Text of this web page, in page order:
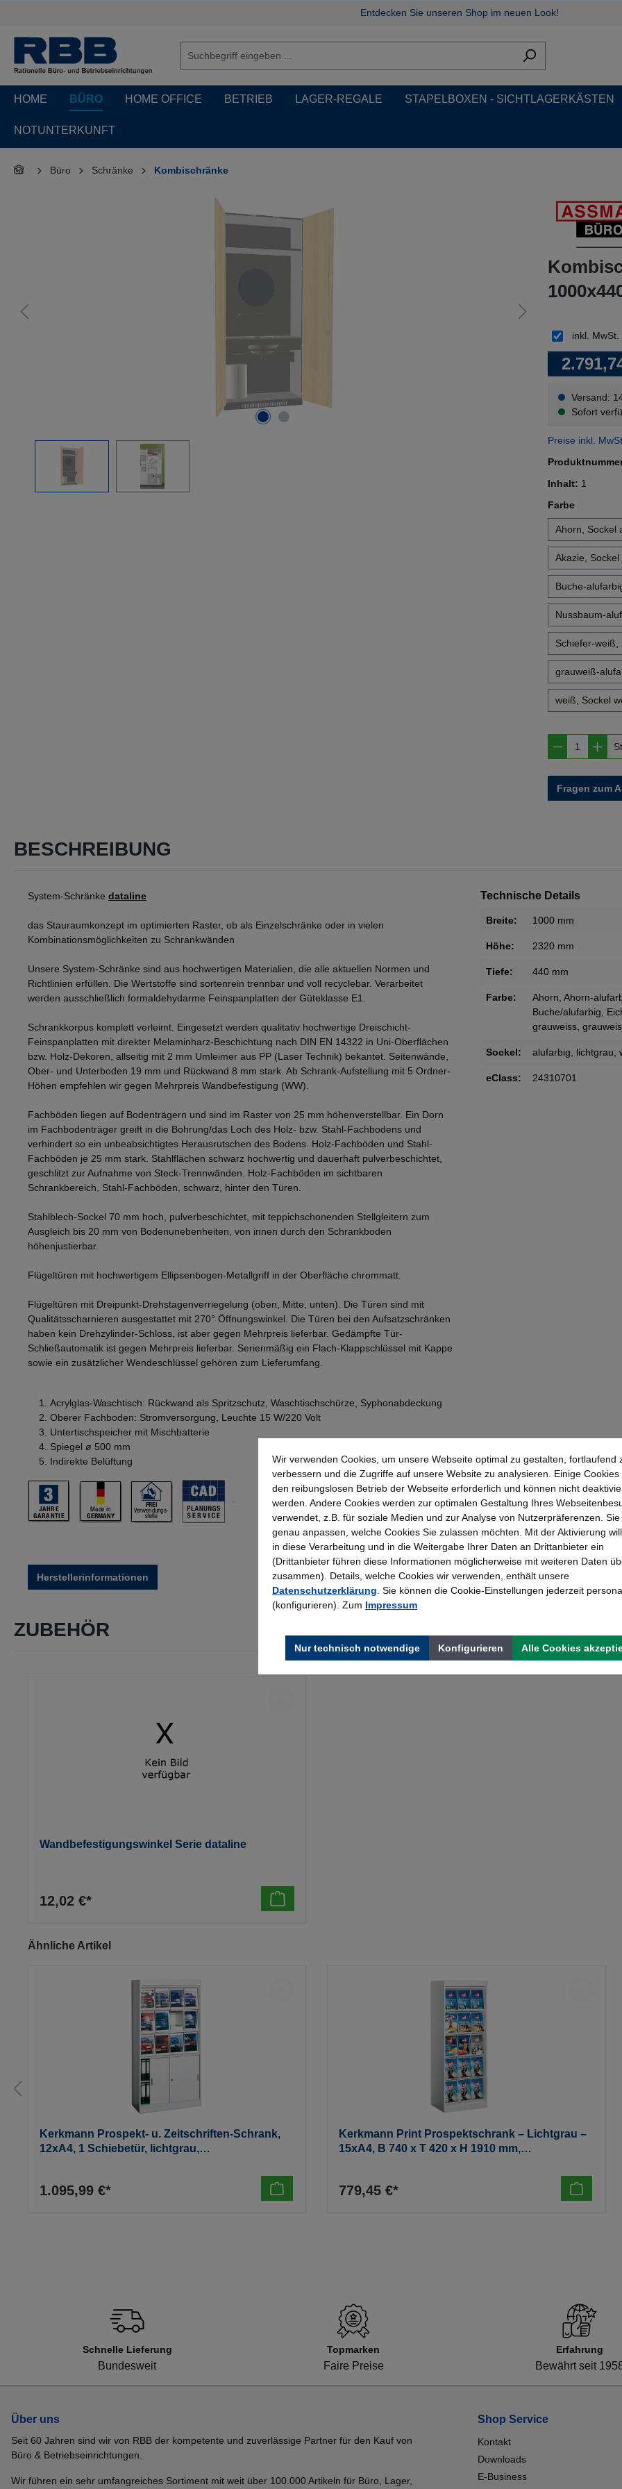
Entdecken Sie unseren Shop im neuen Look!
HOME BÜRO HOME OFFICE BETRIEB LAGER-REGALE STAPELBOXEN - SICHTLAGERKÄSTEN
NOTUNTERKUNFT
Büro Schränke Kombischränke
Versand:
Sofort
inkl. MwSt.
Preise inkl.
Inhalt: 1
Farbeauswählen
Ahorn, Sockel
Akazie, Sockel
Buche-
Nussbaum-
Schiefer-weiß,
grauweiß-
weiß, Sockel
Produkt
Fragen zum
BESCHREIBUNG
System-Schränke dataline
das Stauraumkonzept im optimierten Raster, ob als Einzelschränke oder in vielen
Kombinationsmöglichkeiten zu Schrankwänden
Unsere System-Schränke sind aus hochwertigen Materialien, die alle aktuellen Normen und
Richtlinien erfüllen. Die Wertstoffe sind sortenrein trennbar und voll recyclebar. Verarbeitet
werden ausschließlich formaldehydarme Feinspanplatten der Güteklasse E1.
Schrankkorpus komplett verleimt. Eingesetzt werden qualitativ hochwertige Dreischicht-
Feinspanplatten mit direkter Melaminharz-Beschichtung nach DIN EN 14322 in Uni-Oberflächen
bzw. Holz-Dekoren, allseitig mit 2 mm Umleimer aus PP (Laser Technik) bekantet. Seitenwände,
Ober- und Unterboden 19 mm und Rückwand 8 mm stark. Ab Schrank-Aufstellung mit 5 Ordner-
Höhen empfehlen wir gegen Mehrpreis Wandbefestigung (WW).
Fachböden liegen auf Bodenträgern und sind im Raster von 25 mm höhenverstellbar. Ein Dorn
im Fachbodenträger greift in die Bohrung/das Loch des Holz- bzw. Stahl-Fachbodens und
verhindert so ein unbeabsichtigtes Herausrutschen des Bodens. Holz-Fachböden und Stahl-
Fachböden je 25 mm stark. Stahlflächen schwarz hochwertig und dauerhaft pulverbeschichtet,
geschlitzt zur Aufnahme von Steck-Trennwänden. Holz-Fachböden im sichtbaren
Schrankbereich, Stahl-Fachböden, schwarz, hinter den Türen.
Stahlblech-Sockel 70 mm hoch, pulverbeschichtet, mit teppichschonenden Stellgleitern zum
Ausgleich bis 20 mm von Bodenunebenheiten, von innen durch den Schrankboden
höhenjustierbar.
Flügeltüren mit hochwertigem Ellipsenbogen-Metallgriff in der Oberfläche chrommatt.
Flügeltüren mit Dreipunkt-Drehstagenverriegelung (oben, Mitte, unten). Die Türen sind mit
Qualitätsscharnieren ausgestattet mit 270° Öffnungswinkel. Die Türen bei den Aufsatzschränken
haben kein Drehzylinder-Schloss, ist aber gegen Mehrpreis lieferbar. Gedämpfte Tür-
Schließautomatik ist gegen Mehrpreis lieferbar. Serienmäßig ein Flach-Klappschlüssel mit Kappe
sowie ein zusätzlicher Wendeschlüssel gehören zum Lieferumfang.
Acrylglas-Waschtisch: Rückwand als Spritzschutz, Waschtischschürze, Syphonabdeckung
Oberer Fachboden: Stromversorgung, Leuchte 15 W/220 Volt
Untertischspeicher mit Mischbatterie
Spiegel ø 500 mm
Indirekte Belüftung
Technische Details
Breite: 1000 mm
Höhe: 2320 mm
Tiefe: 440 mm
Farbe: Ahorn, Ahorn-
Buche/alufarbig,
grauweiss,
Sockel: alufarbig, lichtgrau,
eClass: 24310701
Herstellerinformationen
ZUBEHÖR
Wandbefestigungswinkel Serie dataline
12,02 €*
Produktgalerie überspringen
Ähnliche Artikel
Kerkmann Prospekt- u. Zeitschriften-Schrank,
12xA4, 1 Schiebetür, lichtgrau,
1.095,99 €*
Kerkmann Print Prospektschrank – Lichtgrau –
15xA4, B 740 x T 420 x H 1910 mm,
779,45 €*
Schnelle Lieferung
Bundesweit
Topmarken
Faire Preise
Erfahrung
Bewährt seit
Über uns
Seit 60 Jahren sind wir von RBB der kompetente und zuverlässige Partner für den Kauf von
Büro & Betriebseinrichtungen.
Wir führen ein sehr umfangreiches Sortiment mit weit über 100.000 Artikeln für Büro, Lager,
Shop Service
Kontakt
Downloads
E-Business
Wir verwenden Cookies, um unsere Webseite optimal zu gestalten, fortlaufend
verbessern und die Zugriffe auf unsere Website zu analysieren. Einige Cookies
den reibungslosen Betrieb der Webseite erforderlich und können nicht
werden. Andere Cookies werden zur optimalen Gestaltung Ihres
verwendet, z.B. für soziale Medien und zur Analyse von Nutzerpräferenzen. Sie
genau anpassen, welche Cookies Sie zulassen möchten. Mit der Aktivierung
in diese Verarbeitung und in die Weitergabe Ihrer Daten an Drittanbieter ein
(Drittanbieter führen diese Informationen möglicherweise mit weiteren Daten
zusammen). Details, welche Cookies wir verwenden, enthält unsere
Datenschutzerklärung . Sie können die Cookie-Einstellungen jederzeit
(konfigurieren). Zum Impressum
Nur technisch notwendige Konfigurieren Alle Cookies